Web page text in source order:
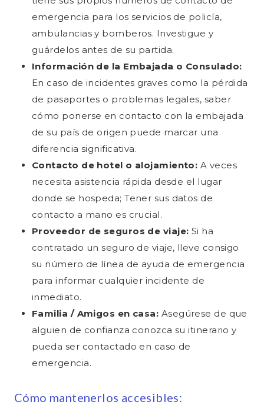
emergencia para los servicios de policía,
ambulancias y bomberos. Investigue y
guárdelos antes de su partida.
Información de la Embajada o Consulado:
En caso de incidentes graves como la pérdida
de pasaportes o problemas legales, saber
cómo ponerse en contacto con la embajada
de su país de origen puede marcar una
diferencia significativa.
Contacto de hotel o alojamiento: A veces
necesita asistencia rápida desde el lugar
donde se hospeda; Tener sus datos de
contacto a mano es crucial.
Proveedor de seguros de viaje: Si ha
contratado un seguro de viaje, lleve consigo
su número de línea de ayuda de emergencia
para informar cualquier incidente de
inmediato.
Familia / Amigos en casa: Asegúrese de que
alguien de confianza conozca su itinerario y
pueda ser contactado en caso de
emergencia.
Cómo mantenerlos accesibles: